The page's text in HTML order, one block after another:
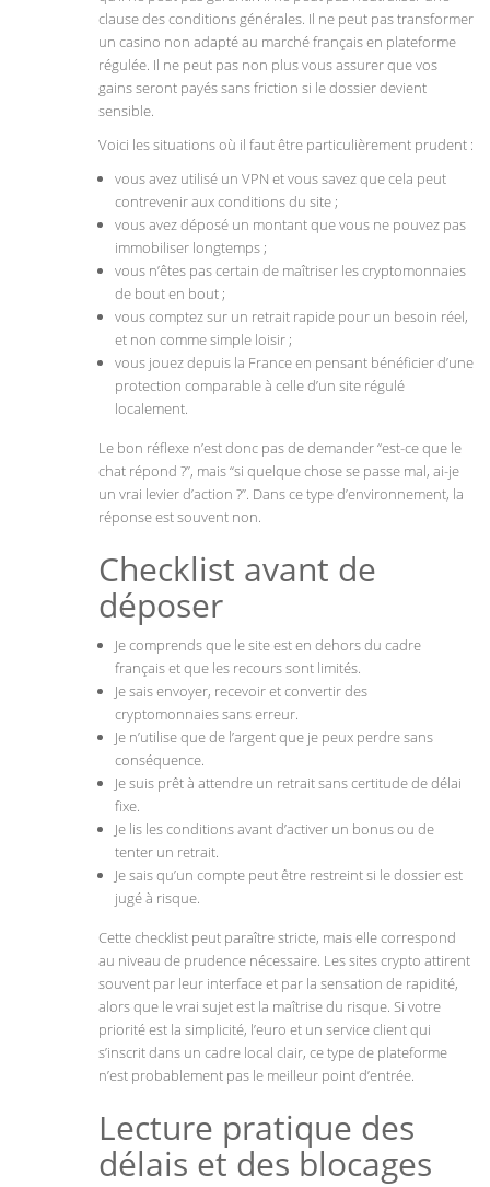
clause des conditions générales. Il ne peut pas transformer
un casino non adapté au marché français en plateforme
régulée. Il ne peut pas non plus vous assurer que vos
gains seront payés sans friction si le dossier devient
sensible.
Voici les situations où il faut être particulièrement prudent :
vous avez utilisé un VPN et vous savez que cela peut
contrevenir aux conditions du site ;
vous avez déposé un montant que vous ne pouvez pas
immobiliser longtemps ;
vous n’êtes pas certain de maîtriser les cryptomonnaies
de bout en bout ;
vous comptez sur un retrait rapide pour un besoin réel,
et non comme simple loisir ;
vous jouez depuis la France en pensant bénéficier d’une
protection comparable à celle d’un site régulé
localement.
Le bon réflexe n’est donc pas de demander “est-ce que le
chat répond ?”, mais “si quelque chose se passe mal, ai-je
un vrai levier d’action ?”. Dans ce type d’environnement, la
réponse est souvent non.
Checklist avant de
déposer
Je comprends que le site est en dehors du cadre
français et que les recours sont limités.
Je sais envoyer, recevoir et convertir des
cryptomonnaies sans erreur.
Je n’utilise que de l’argent que je peux perdre sans
conséquence.
Je suis prêt à attendre un retrait sans certitude de délai
fixe.
Je lis les conditions avant d’activer un bonus ou de
tenter un retrait.
Je sais qu’un compte peut être restreint si le dossier est
jugé à risque.
Cette checklist peut paraître stricte, mais elle correspond
au niveau de prudence nécessaire. Les sites crypto attirent
souvent par leur interface et par la sensation de rapidité,
alors que le vrai sujet est la maîtrise du risque. Si votre
priorité est la simplicité, l’euro et un service client qui
s’inscrit dans un cadre local clair, ce type de plateforme
n’est probablement pas le meilleur point d’entrée.
Lecture pratique des
délais et des blocages